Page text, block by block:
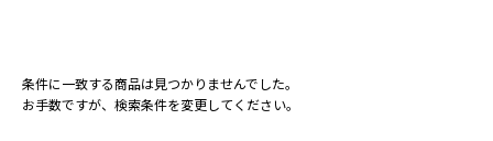
条件に一致する商品は見つかりませんでした。
お手数ですが、検索条件を変更してください。